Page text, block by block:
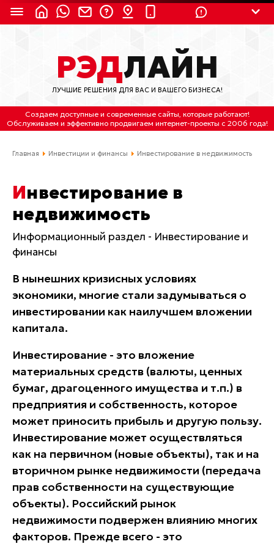
8 (800) 550-9899 (с 2:30 до 11:30 по
Мск)
Бесплатно по России
(4212) 658-653
(4212) 637-673
Отдельный вход \ Левый торец здания
Пн-пт. с 9:30 до 18:30 (по Хбк)
info@lred.ru
РЭДЛАЙН
ЛУЧШИЕ РЕШЕНИЯ ДЛЯ ВАС И ВАШЕГО БИЗНЕСА!
Создаем доступные и современные сайты, которые работают!
Обслуживаем и эффективно продвигаем интернет-проекты с 2006 года!
Главная Инвестиции и финансы Инвестирование в недвижимость
Инвестирование в
недвижимость
Информационный раздел - Инвестирование и
финансы
В нынешних кризисных условиях
экономики, многие стали задумываться о
инвестировании как наилучшем вложении
капитала.
Инвестирование - это вложение
материальных средств (валюты, ценных
бумаг, драгоценного имущества и т.п.) в
предприятия и собственность, которое
может приносить прибыль и другую пользу.
Инвестирование может осуществляться
как на первичном (новые объекты), так и на
вторичном рынке недвижимости (передача
прав собственности на существующие
объекты). Российский рынок
недвижимости подвержен влиянию многих
факторов. Прежде всего - это